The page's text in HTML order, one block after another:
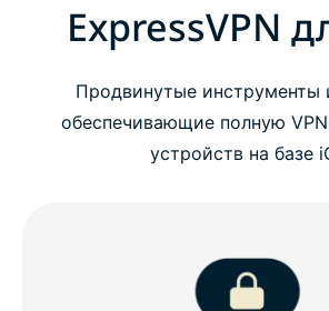
ExpressVPN
Продвинутые инструменты
обеспечивающие полную
устройств на базе